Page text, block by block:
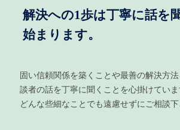
解決への1歩は丁寧に話を
始まります。
固い信頼関係を築くことや最善の解決方
談者の話を丁寧に聞くことを心掛けていま
どんな些細なことでも遠慮せずにご相談下